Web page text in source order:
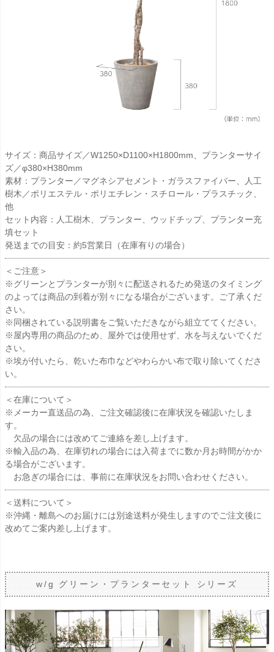
サイズ：商品サイズ／W1250×D1100×H1800mm、プランターサイ
ズ／φ380×H380mm
素材：プランター／マグネシアセメント・ガラスファイバー、人工
樹木／ポリエステル・ポリエチレン・スチロール・プラスチック、
他
セット内容：人工樹木、プランター、ウッドチップ、プランター充
填セット
発送までの目安：約5営業日（在庫有りの場合）
＜ご注意＞
※グリーンとプランターが別々に配送されるため発送のタイミング
のよっては商品の到着が別々になる場合がございます。ご了承くだ
さい。
※同梱されている説明書をご覧いただきながら組立ててください。
※屋内専用の商品のため、屋外では使用せず、水を与えないでくだ
さい。
※埃が付いたら、乾いた布巾などやわらかい布で取り除いてくださ
い。
＜在庫について＞
※メーカー直送品の為、ご注文確認後に在庫状況を確認いたしま
す。
欠品の場合には改めてご連絡を差し上げます。
※輸入品の為、在庫切れの場合には入荷までに数か月お時間がかか
る場合がございます。
お急ぎの場合には、事前に在庫状況をお問い合わせください。
＜送料について＞
※沖縄・離島へのお届けには別途送料が発生しますのでご注文後に
改めてご案内差し上げます。
w/g グリーン・プランターセット シリーズ